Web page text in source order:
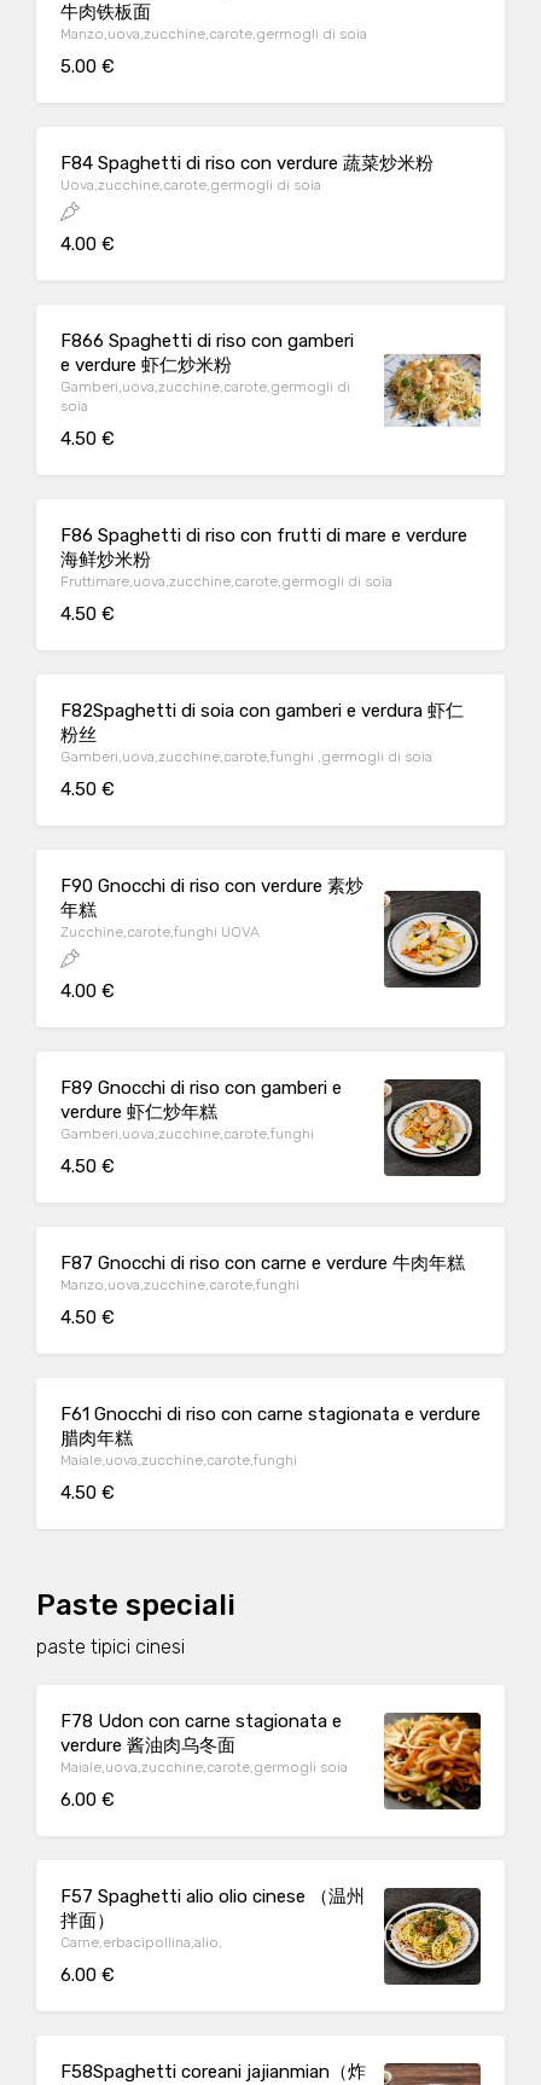
牛肉铁板面
Manzo,uova,zucchine,carote,germogli di soia
5.00 €
F84 Spaghetti di riso con verdure 蔬菜炒米粉
Uova,zucchine,carote,germogli di soia
4.00 €
F866 Spaghetti di riso con gamberi
e verdure 虾仁炒米粉
Gamberi,uova,zucchine,carote,germogli di
soia
4.50 €
F86 Spaghetti di riso con frutti di mare e verdure
海鲜炒米粉
Fruttimare,uova,zucchine,carote,germogli di soia
4.50 €
F82Spaghetti di soia con gamberi e verdura 虾仁
粉丝
Gamberi,uova,zucchine,carote,funghi ,germogli di soia
4.50 €
F90 Gnocchi di riso con verdure 素炒
年糕
Zucchine,carote,funghi UOVA
4.00 €
F89 Gnocchi di riso con gamberi e
verdure 虾仁炒年糕
Gamberi,uova,zucchine,carote,funghi
4.50 €
F87 Gnocchi di riso con carne e verdure 牛肉年糕
Manzo,uova,zucchine,carote,funghi
4.50 €
F61 Gnocchi di riso con carne stagionata e verdure
腊肉年糕
Maiale,uova,zucchine,carote,funghi
4.50 €
Paste speciali
paste tipici cinesi
F78 Udon con carne stagionata e
verdure 酱油肉乌冬面
Maiale,uova,zucchine,carote,germogli soia
6.00 €
F57 Spaghetti alio olio cinese （温州
拌面）
Carne,erbacipollina,alio,
6.00 €
F58Spaghetti coreani jajianmian（炸